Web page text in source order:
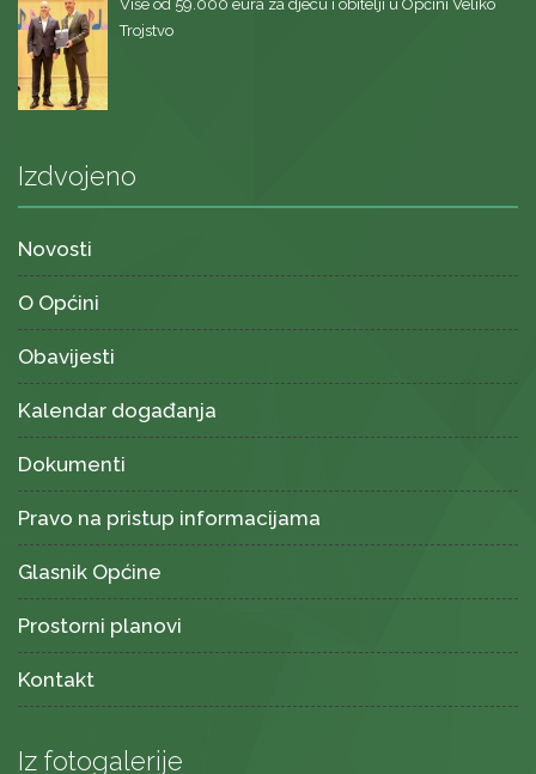
Više od 59.000 eura za djecu i obitelji u Općini Veliko
Trojstvo
Izdvojeno
Novosti
O Općini
Obavijesti
Kalendar događanja
Dokumenti
Pravo na pristup informacijama
Glasnik Općine
Prostorni planovi
Kontakt
Iz fotogalerije